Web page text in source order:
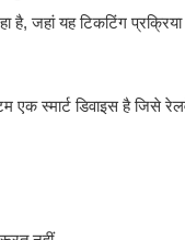
है, जहां यह टिकटिंग
एक स्मार्ट डिवाइस है